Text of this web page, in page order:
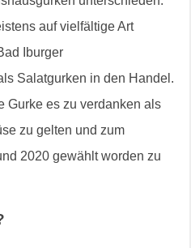
auf vielfältige Art
Iburger
Salatgurken in den Handel.
Gurke es zu verdanken als
zu gelten und zum
2020 gewählt worden zu